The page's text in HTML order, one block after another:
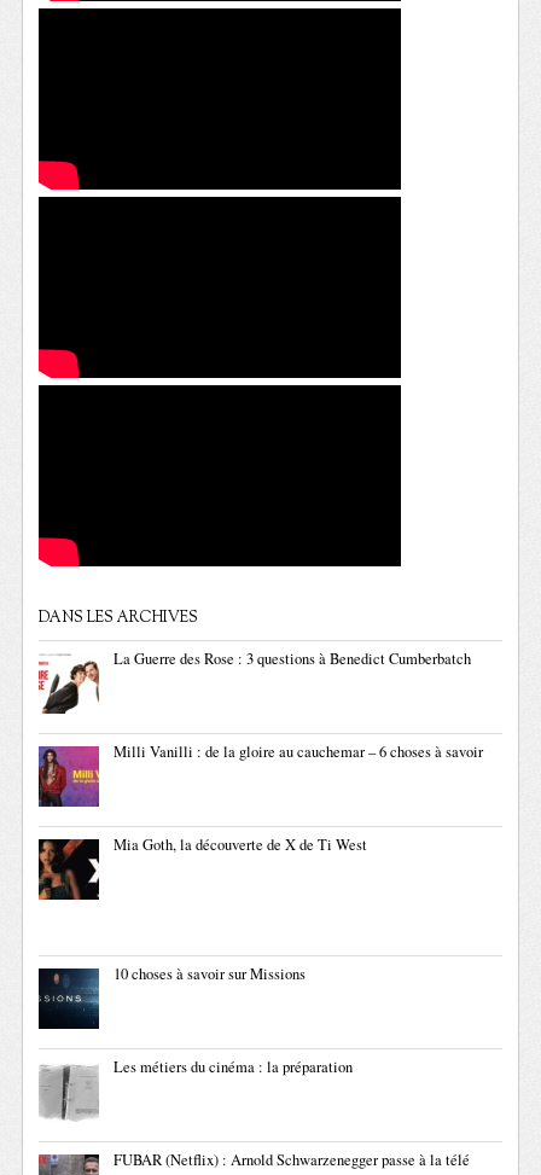
DANS LES ARCHIVES
La Guerre des Rose : 3 questions à Benedict Cumberbatch
Milli Vanilli : de la gloire au cauchemar – 6 choses à savoir
Mia Goth, la découverte de X de Ti West
10 choses à savoir sur Missions
Les métiers du cinéma : la préparation
FUBAR (Netflix) : Arnold Schwarzenegger passe à la télé